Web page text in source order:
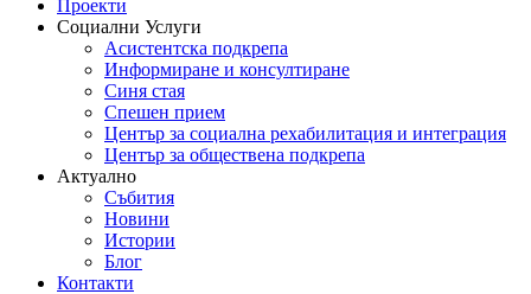
Проекти
Социални Услуги
Асистентска подкрепа
Информиране и консултиране
Синя стая
Спешен прием
Център за социална рехабилитация и интеграция
Център за обществена подкрепа
Актуално
Събития
Новини
Истории
Блог
Контакти